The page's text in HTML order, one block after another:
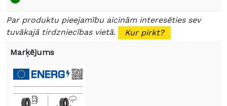
Par produktu pieejamību aicinām interesēties sev
tuvākajā tirdzniecības vietā.
Kur pirkt?
Marķējums